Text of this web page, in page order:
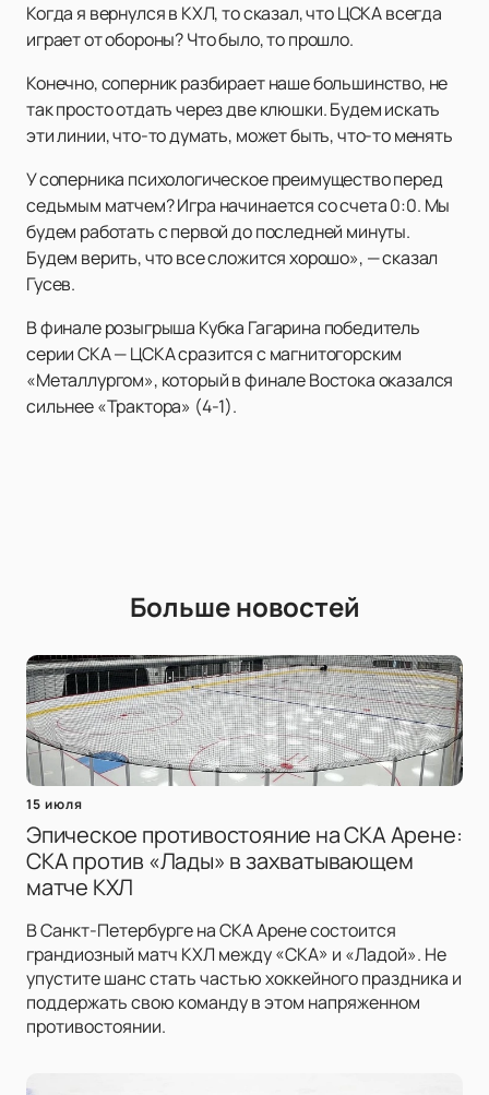
Когда я вернулся в КХЛ, то сказал, что ЦСКА всегда
играет от обороны? Что было, то прошло.
Конечно, соперник разбирает наше большинство, не
так просто отдать через две клюшки. Будем искать
эти линии, что-то думать, может быть, что-то менять
У соперника психологическое преимущество перед
седьмым матчем? Игра начинается со счета 0:0. Мы
будем работать с первой до последней минуты.
Будем верить, что все сложится хорошо», — сказал
Гусев.
В финале розыгрыша Кубка Гагарина победитель
серии СКА — ЦСКА сразится с магнитогорским
«Металлургом», который в финале Востока оказался
сильнее «Трактора» (4-1).
Больше новостей
15 июля
Эпическое противостояние на СКА Арене:
СКА против «Лады» в захватывающем
матче КХЛ
В Санкт-Петербурге на СКА Арене состоится
грандиозный матч КХЛ между «СКА» и «Ладой». Не
упустите шанс стать частью хоккейного праздника и
поддержать свою команду в этом напряженном
противостоянии.